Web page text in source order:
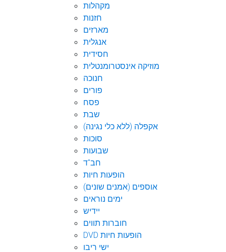
מקהלות
חזנות
מארזים
אנגלית
חסידית
מוזיקה אינסטרומנטלית
חנוכה
פורים
פסח
שבת
אקפלה (ללא כלי נגינה)
סוכות
שבועות
חב"ד
הופעות חיות
אוספים (אמנים שונים)
ימים נוראים
יידיש
חוברות תווים
DVD הופעות חיות
ישי ריבו